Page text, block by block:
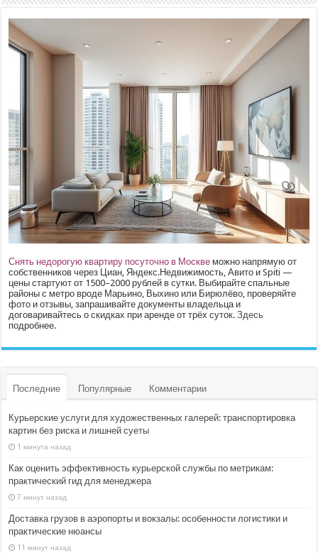
Снять недорогую квартиру посуточно в Москве можно напрямую от
собственников через Циан, Яндекс.Недвижимость, Авито и Spiti —
цены стартуют от 1500–2000 рублей в сутки. Выбирайте спальные
районы с метро вроде Марьино, Выхино или Бирюлёво, проверяйте
фото и отзывы, запрашивайте документы владельца и
договаривайтесь о скидках при аренде от трёх суток.Здесь
подробнее.
Последние Популярные Комментарии
Курьерские услуги для художественных галерей: транспортировка
картин без риска и лишней суеты
1 минута назад
Как оценить эффективность курьерской службы по метрикам:
практический гид для менеджера
7 минут назад
Доставка грузов в аэропорты и вокзалы: особенности логистики и
практические нюансы
11 минут назад